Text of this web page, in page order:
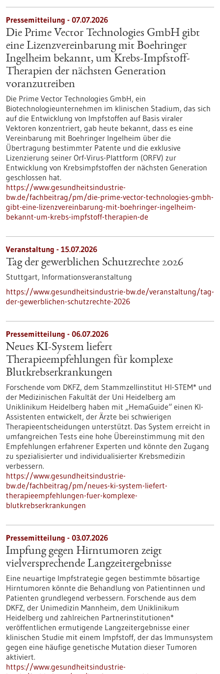
Pressemitteilung - 07.07.2026
Die Prime Vector Technologies GmbH gibt
eine Lizenzvereinbarung mit Boehringer
Ingelheim bekannt, um Krebs-Impfstoff-
Therapien der nächsten Generation
voranzutreiben
Die Prime Vector Technologies GmbH, ein
Biotechnologieunternehmen im klinischen Stadium, das sich
auf die Entwicklung von Impfstoffen auf Basis viraler
Vektoren konzentriert, gab heute bekannt, dass es eine
Vereinbarung mit Boehringer Ingelheim über die
Übertragung bestimmter Patente und die exklusive
Lizenzierung seiner Orf-Virus-Plattform (ORFV) zur
Entwicklung von Krebsimpfstoffen der nächsten Generation
geschlossen hat.
https://www.gesundheitsindustrie-
bw.de/fachbeitrag/pm/die-prime-vector-technologies-gmbh-
gibt-eine-lizenzvereinbarung-mit-boehringer-ingelheim-
bekannt-um-krebs-impfstoff-therapien-de
Veranstaltung - 15.07.2026
Tag der gewerblichen Schutzrechte 2026
Stuttgart, Informationsveranstaltung
https://www.gesundheitsindustrie-bw.de/veranstaltung/tag-
der-gewerblichen-schutzrechte-2026
Pressemitteilung - 06.07.2026
Neues KI-System liefert
Therapieempfehlungen für komplexe
Blutkrebserkrankungen
Forschende vom DKFZ, dem Stammzellinstitut HI-STEM* und
der Medizinischen Fakultät der Uni Heidelberg am
Uniklinikum Heidelberg haben mit „HemaGuide“ einen KI-
Assistenten entwickelt, der Ärzte bei schwierigen
Therapieentscheidungen unterstützt. Das System erreicht in
umfangreichen Tests eine hohe Übereinstimmung mit den
Empfehlungen erfahrener Experten und könnte den Zugang
zu spezialisierter und individualisierter Krebsmedizin
verbessern.
https://www.gesundheitsindustrie-
bw.de/fachbeitrag/pm/neues-ki-system-liefert-
therapieempfehlungen-fuer-komplexe-
blutkrebserkrankungen
Pressemitteilung - 03.07.2026
Impfung gegen Hirntumoren zeigt
vielversprechende Langzeitergebnisse
Eine neuartige Impfstrategie gegen bestimmte bösartige
Hirntumoren könnte die Behandlung von Patientinnen und
Patienten grundlegend verbessern. Forschende aus dem
DKFZ, der Unimedizin Mannheim, dem Uniklinikum
Heidelberg und zahlreichen Partnerinstitutionen*
veröffentlichen ermutigende Langzeitergebnisse einer
klinischen Studie mit einem Impfstoff, der das Immunsystem
gegen eine häufige genetische Mutation dieser Tumoren
aktiviert.
https://www.gesundheitsindustrie-